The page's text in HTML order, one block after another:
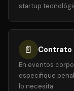
startup
📄 Contrato
En eventos
especifique
lo necesita.